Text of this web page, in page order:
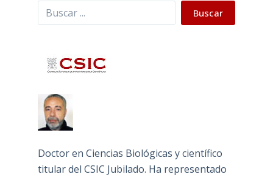
Buscar Buscar
Doctor en Ciencias Biológicas y científico
titular del CSIC Jubilado. Ha representado